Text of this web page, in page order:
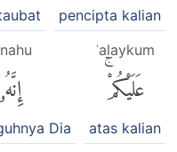
pencipta kalian
ʿalaykum
عَلَيْكُمْۚ
atas kalian
إِنَّهُۥ
Dia